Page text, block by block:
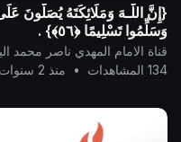
{إِنَّ اللَّـهَ وَمَلَائِكَتَهُ يُصَلُّونَ عَلَى
وَسَلِّمُوا تَسْلِيمًا ﴿٥٦﴾} .
قناة الامام المهدي ناصر محمد
134 المشاهدات
• منذ 2 سنوات